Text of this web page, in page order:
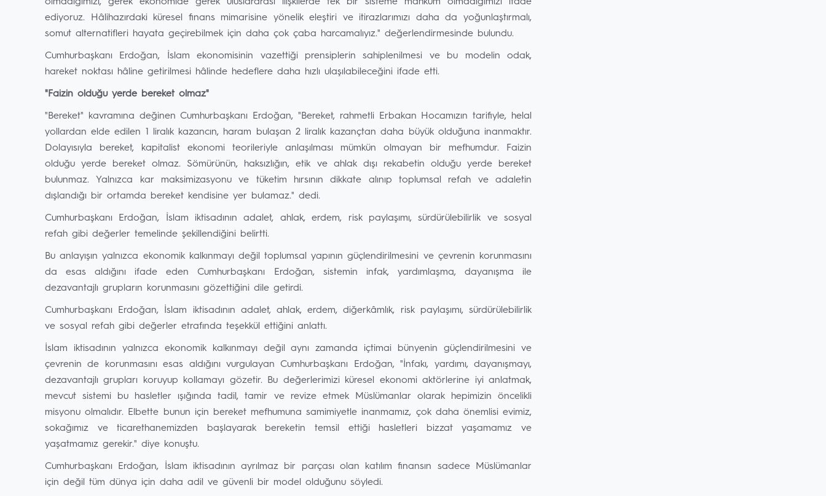
olmadığımızı, gerek ekonomide gerek uluslararası ilişkilerde tek bir sisteme mahkum olmadığımızı ifade
ediyoruz. Hâlihazırdaki küresel finans mimarisine yönelik eleştiri ve itirazlarımızı daha da yoğunlaştırmalı,
somut alternatifleri hayata geçirebilmek için daha çok çaba harcamalıyız." değerlendirmesinde bulundu.
Cumhurbaşkanı Erdoğan, İslam ekonomisinin vazettiği prensiplerin sahiplenilmesi ve bu modelin odak,
hareket noktası hâline getirilmesi hâlinde hedeflere daha hızlı ulaşılabileceğini ifade etti.
"Faizin olduğu yerde bereket olmaz"
"Bereket" kavramına değinen Cumhurbaşkanı Erdoğan, "Bereket, rahmetli Erbakan Hocamızın tarifiyle, helal
yollardan elde edilen 1 liralık kazancın, haram bulaşan 2 liralık kazançtan daha büyük olduğuna inanmaktır.
Dolayısıyla bereket, kapitalist ekonomi teorileriyle anlaşılması mümkün olmayan bir mefhumdur. Faizin
olduğu yerde bereket olmaz. Sömürünün, haksızlığın, etik ve ahlak dışı rekabetin olduğu yerde bereket
bulunmaz. Yalnızca kar maksimizasyonu ve tüketim hırsının dikkate alınıp toplumsal refah ve adaletin
dışlandığı bir ortamda bereket kendisine yer bulamaz." dedi.
Cumhurbaşkanı Erdoğan, İslam iktisadının adalet, ahlak, erdem, risk paylaşımı, sürdürülebilirlik ve sosyal
refah gibi değerler temelinde şekillendiğini belirtti.
Bu anlayışın yalnızca ekonomik kalkınmayı değil toplumsal yapının güçlendirilmesini ve çevrenin korunmasını
da esas aldığını ifade eden Cumhurbaşkanı Erdoğan, sistemin infak, yardımlaşma, dayanışma ile
dezavantajlı grupların korunmasını gözettiğini dile getirdi.
Cumhurbaşkanı Erdoğan, İslam iktisadının adalet, ahlak, erdem, diğerkâmlık, risk paylaşımı, sürdürülebilirlik
ve sosyal refah gibi değerler etrafında teşekkül ettiğini anlattı.
İslam iktisadının yalnızca ekonomik kalkınmayı değil aynı zamanda içtimai bünyenin güçlendirilmesini ve
çevrenin de korunmasını esas aldığını vurgulayan Cumhurbaşkanı Erdoğan, "İnfakı, yardımı, dayanışmayı,
dezavantajlı grupları koruyup kollamayı gözetir. Bu değerlerimizi küresel ekonomi aktörlerine iyi anlatmak,
mevcut sistemi bu hasletler ışığında tadil, tamir ve revize etmek Müslümanlar olarak hepimizin öncelikli
misyonu olmalıdır. Elbette bunun için bereket mefhumuna samimiyetle inanmamız, çok daha önemlisi evimiz,
sokağımız ve ticarethanemizden başlayarak bereketin temsil ettiği hasletleri bizzat yaşamamız ve
yaşatmamız gerekir." diye konuştu.
Cumhurbaşkanı Erdoğan, İslam iktisadının ayrılmaz bir parçası olan katılım finansın sadece Müslümanlar
için değil tüm dünya için daha adil ve güvenli bir model olduğunu söyledi.